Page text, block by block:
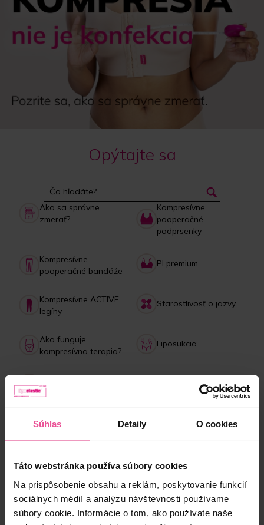
Súhlas Detaily O cookies
Táto webstránka používa súbory cookies
Na prispôsobenie obsahu a reklám, poskytovanie funkcií
sociálnych médií a analýzu návštevnosti používame
súbory cookie. Informácie o tom, ako používate naše
Opýtajte sa
Ako sa správne
zmerať?
Kompresívne
pooperačné
podprsenky
Kompresívne
pooperačné bandáže
PI premium
Kompresívne ACTIVE
legíny
Starostlivosť o jazvy
Ako funguje
kompresívna terapia?
Liposukcia
Lipedém
Kolagénový drink
Platba, doručenie,
NAJPREDÁVANEJŠIE produkty